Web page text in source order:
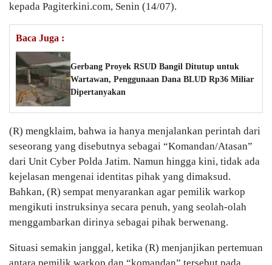
kepada Pagiterkini.com, Senin (14/07).
Baca Juga :
Gerbang Proyek RSUD Bangil Ditutup untuk
Wartawan, Penggunaan Dana BLUD Rp36 Miliar
Dipertanyakan
(R) mengklaim, bahwa ia hanya menjalankan perintah dari
seseorang yang disebutnya sebagai “Komandan/Atasan”
dari Unit Cyber Polda Jatim. Namun hingga kini, tidak ada
kejelasan mengenai identitas pihak yang dimaksud.
Bahkan, (R) sempat menyarankan agar pemilik warkop
mengikuti instruksinya secara penuh, yang seolah-olah
menggambarkan dirinya sebagai pihak berwenang.
Situasi semakin janggal, ketika (R) menjanjikan pertemuan